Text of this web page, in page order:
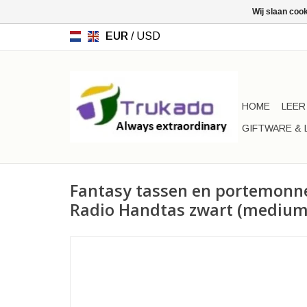
EUR / USD
HOME
LEER
GIFTWARE &
Fantasy tassen en
Radio Handtas zwart
Wij slaan